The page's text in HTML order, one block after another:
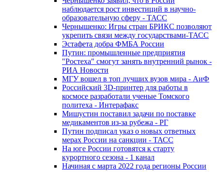
наблюдается рост инвестиций в научно-
образовательную сферу - ТАСС
Чернышенко: Игры стран БРИКС позволяют
укрепить связи между государствами-ТАСС
Эстафета добра ФМБА России
Путин: промышленные предприятия
"Ростеха" смогут занять внутренний рынок -
РИА Новости
МГУ вошел в топ лучших вузов мира - АиФ
Российский 3D-принтер для работы в
космосе разработали ученые Томского
политеха - Интерафакс
Мишустин поставил задачи по поставке
медикаментов из-за рубежа - РГ
Путин подписал указ о новых ответных
мерах России на санкции - ТАСС
На юге России готовятся к старту
курортного сезона - 1 канал
Начиная с марта 2022 года регионы России